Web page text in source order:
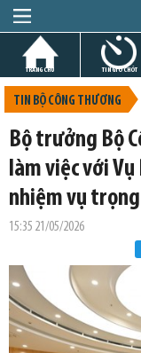
TRANG CHỦ TIN GIỜ CHÓT
TIN BỘ CÔNG THƯƠNG
Bộ trưởng Bộ
làm việc với
nhiệm vụ
15:35 21/05/2026